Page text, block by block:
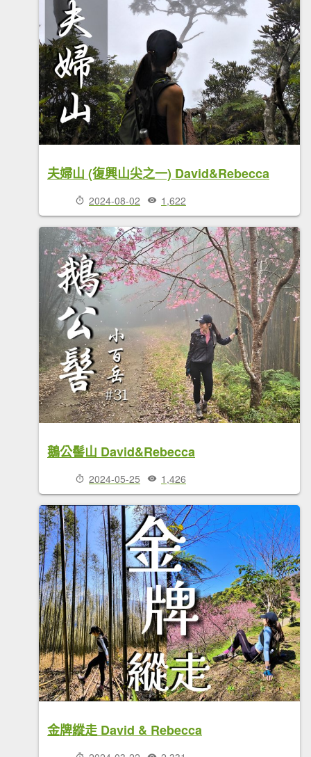
夫婦山 (復興山尖之一) David&Rebecca
2024-08-02 1,622
鵝公髻山 David&Rebecca
2024-05-25 1,426
金牌縱走 David & Rebecca